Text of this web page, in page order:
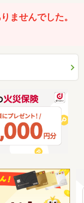
ませんでした。